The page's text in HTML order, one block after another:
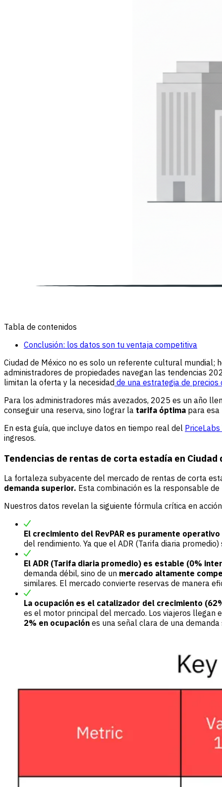
Tabla de contenidos
Conclusión: los datos son tu ventaja competitiva
Ciudad de México no es solo un referente cultural mundial;
administradores de propiedades navegan las tendencias
limitan la oferta y la necesidad de una estrategia de precios
Para los administradores más avezados, 2025 es un año
conseguir una reserva, sino lograr la tarifa óptima para esa
En esta guía, que incluye datos en tiempo real del
ingresos.
Tendencias de rentas de corta estadía en Ciudad
La fortaleza subyacente del mercado de rentas de corta
demanda superior. Esta combinación es la responsable
Nuestros datos revelan la siguiente fórmula crítica en
El crecimiento del RevPAR es puramente
del rendimiento. Ya que el ADR (Tarifa diaria
El ADR (Tarifa diaria promedio) es estable (0%
demanda débil, sino de un mercado altamente
similares. El mercado convierte reservas de manera
La ocupación es el catalizador del crecimiento
es el motor principal del mercado. Los viajeros llegan
2% en ocupación es una señal clara de una